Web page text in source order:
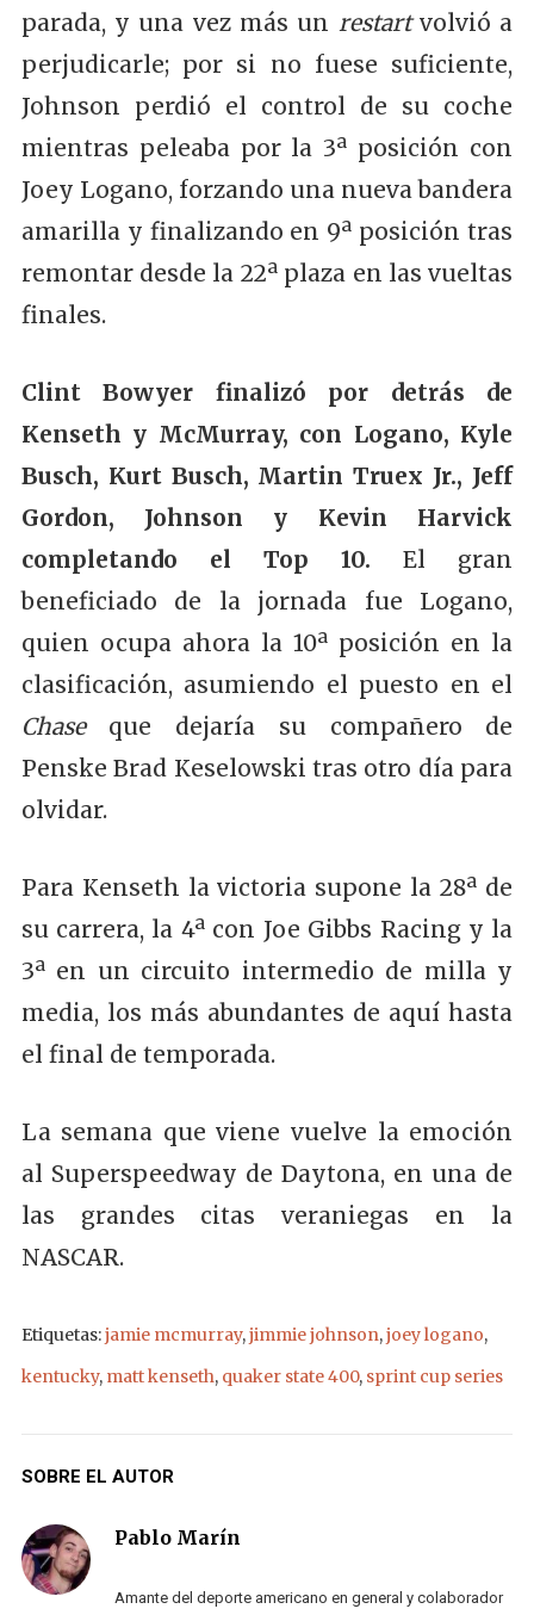
parada, y una vez más un restartvolvió a
perjudicarle; por si no fuese suficiente,
Johnson perdió el control de su coche
mientras peleaba por la 3ª posición con
Joey Logano, forzando una nueva bandera
amarilla y finalizando en 9ª posición tras
remontar desde la 22ª plaza en las vueltas
finales.
Clint Bowyer finalizó por detrás de
Kenseth y McMurray, con Logano, Kyle
Busch, Kurt Busch, Martin Truex Jr., Jeff
Gordon, Johnson y Kevin Harvick
completando el Top 10. El gran
beneficiado de la jornada fue Logano,
quien ocupa ahora la 10ª posición en la
clasificación, asumiendo el puesto en el
Chaseque dejaría su compañero de
Penske Brad Keselowski tras otro día para
olvidar.
Para Kenseth la victoria supone la 28ª de
su carrera, la 4ª con Joe Gibbs Racing y la
3ª en un circuito intermedio de milla y
media, los más abundantes de aquí hasta
el final de temporada.
La semana que viene vuelve la emoción
al Superspeedway de Daytona, en una de
las grandes citas veraniegas en la
NASCAR.
Etiquetas:jamie mcmurray,jimmie johnson,joey logano,
kentucky, matt kenseth, quaker state 400, sprint cup series
SOBRE EL AUTOR
Pablo Marín
Amante del deporte americano en general y colaborador